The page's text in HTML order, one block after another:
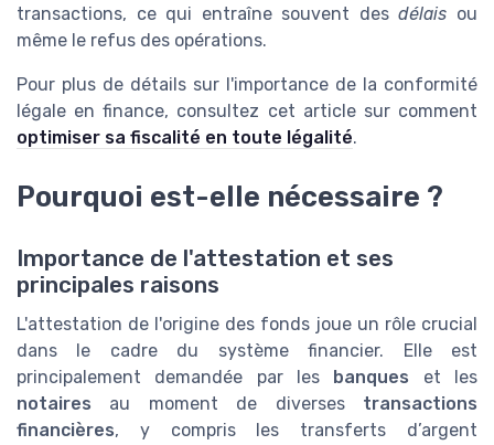
transactions, ce qui entraîne souvent desdélais ou
même le refus des opérations.
Pour plus de détails sur l'importance de la conformité
légale en finance, consultez cet article sur comment
optimiser sa fiscalité en toute légalité.
Pourquoi est-elle nécessaire ?
Importance de l'attestation et ses
principales raisons
L'attestation de l'origine des fonds joue un rôle crucial
dans le cadre du système financier. Elle est
principalement demandée par les
banques et les
notaires au moment de diverses transactions
financières, y compris les transferts d’argent